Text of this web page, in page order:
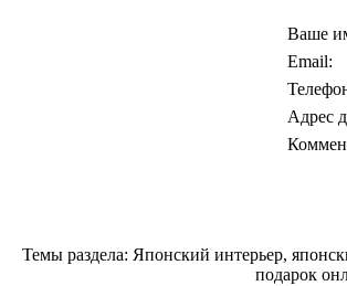
Ваше
Email:
Адрес
Темы раздела: Японский интерьер,
подарок